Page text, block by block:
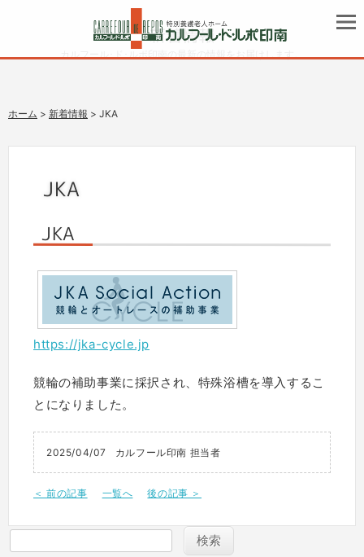
新着情報
カルフール･ド･ルポ印南の最新の情報をお届けします。
ホーム > 新着情報 > JKA
JKA
JKA
https://jka-cycle.jp
競輪の補助事業に採択され、特殊浴槽を導入するこ
とになりました。
2025/04/07 カルフール印南 担当者
＜ 前の記事 一覧へ 後の記事 ＞